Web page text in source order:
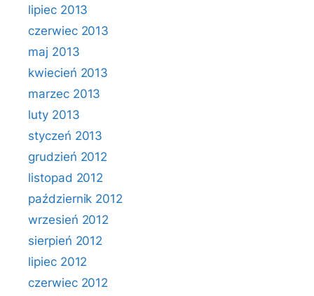
lipiec 2013
czerwiec 2013
maj 2013
kwiecień 2013
marzec 2013
luty 2013
styczeń 2013
grudzień 2012
listopad 2012
październik 2012
wrzesień 2012
sierpień 2012
lipiec 2012
czerwiec 2012